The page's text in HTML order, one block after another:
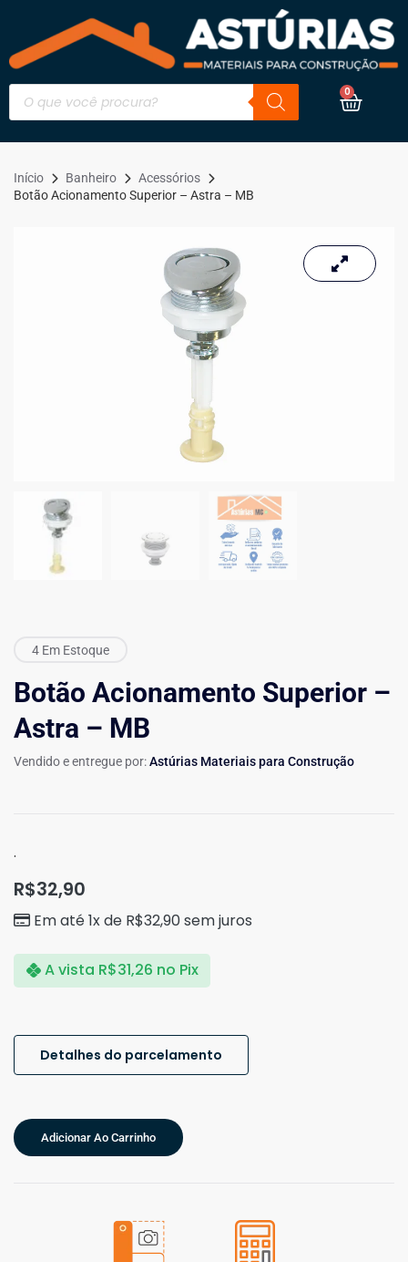
0
Início Banheiro
Acessórios
Botão Acionamento Superior – Astra – MB
4 Em Estoque
Botão Acionamento Superior –
Astra – MB
Vendido e entregue por:Astúrias Materiais para Construção
.
R$32,90
Em até 1x de R$32,90sem juros
A vista R$31,26 no Pix
Detalhes do parcelamento
Adicionar Ao Carrinho